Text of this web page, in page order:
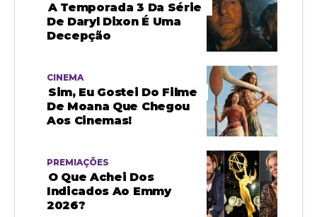
A Temporada 3 Da Série
De Daryl Dixon É Uma
Decepção
CINEMA
Sim, Eu Gostei Do Filme
De Moana Que Chegou
Aos Cinemas!
PREMIAÇÕES
O Que Achei Dos
Indicados Ao Emmy
2026?